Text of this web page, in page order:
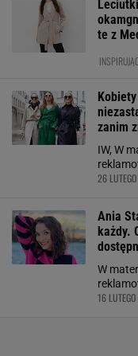
te z
zanim
IW, W
26
Ania
każdy.
W
16